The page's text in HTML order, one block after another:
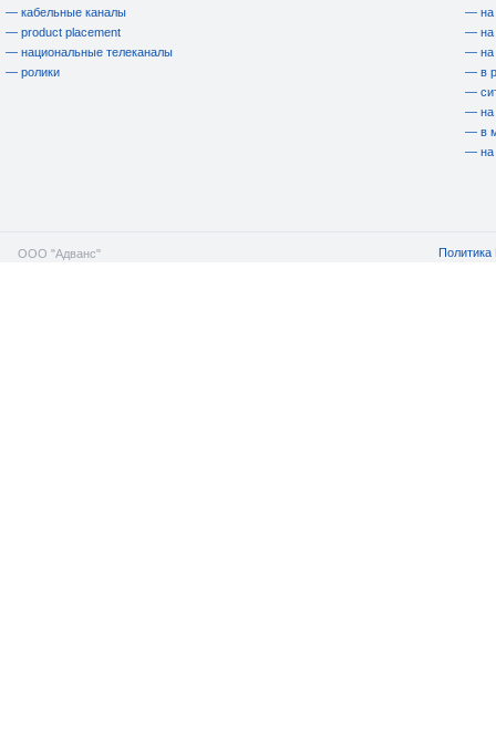
— кабельные каналы
— product placement
— национальные телеканалы
— ролики
— на
— на
— на
— в
—
— на
— в
— на
ООО "Адванс" Политика